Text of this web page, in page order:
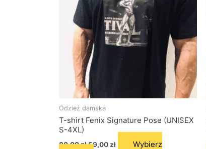
Odzież damska
T-shirt Fenix Signature Pose (UNISEX
S-4XL)
80,00zł59,00 zł
Wybierz
wariantów.
Opcje
można
wybrać
na